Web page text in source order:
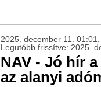
2025. december 11. 01:01,
Legutóbb frissítve: 2025.
NAV - Jó hír
az alanyi